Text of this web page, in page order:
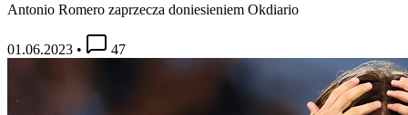
Antonio Romero zaprzecza doniesieniem Okdiario
01.06.2023 • 47